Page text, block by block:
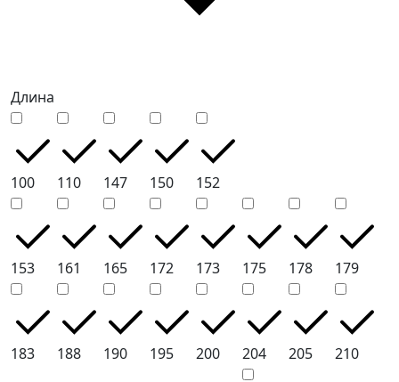
Длина
100 110 147 150 152
153 161 165 172 173 175 178 179
183 188 190 195 200 204 205 210